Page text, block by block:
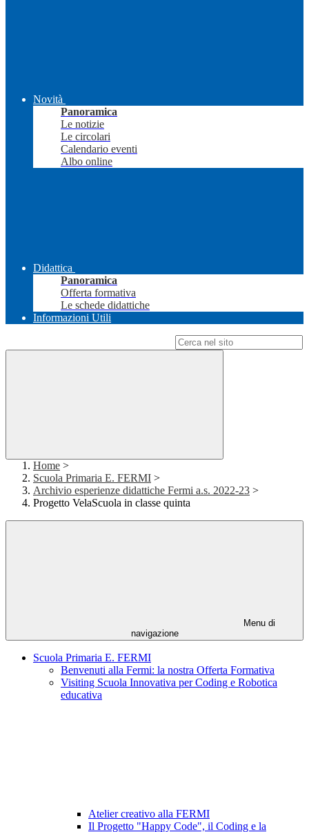
Novità
Panoramica
Le notizie
Le circolari
Calendario eventi
Albo online
Didattica
Panoramica
Offerta formativa
Le schede didattiche
Informazioni Utili
Home >
Scuola Primaria E. FERMI >
Archivio esperienze didattiche Fermi a.s. 2022-23 >
Progetto VelaScuola in classe quinta
Menu di
navigazione
Scuola Primaria E. FERMI
Benvenuti alla Fermi: la nostra Offerta Formativa
Visiting Scuola Innovativa per Coding e Robotica
educativa
Atelier creativo alla FERMI
Il Progetto "Happy Code", il Coding e la